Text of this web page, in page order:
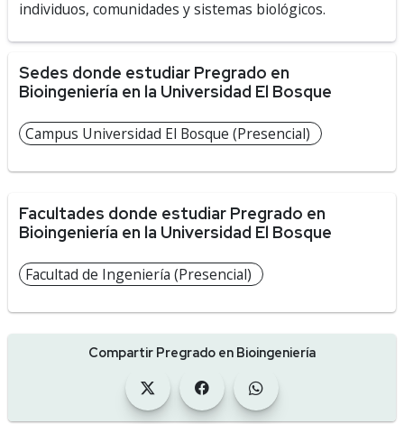
individuos, comunidades y sistemas biológicos.
Sedes donde estudiar Pregrado en
Bioingeniería en la Universidad El Bosque
Campus Universidad El Bosque (Presencial)
Facultades donde estudiar Pregrado en
Bioingeniería en la Universidad El Bosque
Facultad de Ingeniería (Presencial)
Compartir Pregrado en Bioingeniería